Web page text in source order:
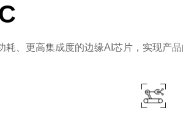
耗、更高集成度的边缘AI芯片，实现产